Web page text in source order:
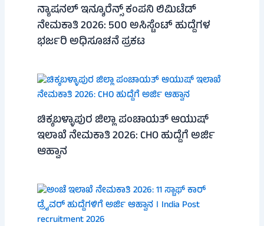
ನ್ಯಾಷನಲ್ ಇನ್ಶೂರೆನ್ಸ್ ಕಂಪನಿ ಲಿಮಿಟೆಡ್
ನೇಮಕಾತಿ 2026: 500 ಅಸಿಸ್ಟೆಂಟ್ ಹುದ್ದೆಗಳ
ಭರ್ಜರಿ ಅಧಿಸೂಚನೆ ಪ್ರಕಟ
ಚಿಕ್ಕಬಳ್ಳಾಪುರ ಜಿಲ್ಲಾ ಪಂಚಾಯತ್ ಆಯುಷ್
ಇಲಾಖೆ ನೇಮಕಾತಿ 2026: CHO ಹುದ್ದೆಗೆ ಅರ್ಜಿ
ಆಹ್ವಾನ